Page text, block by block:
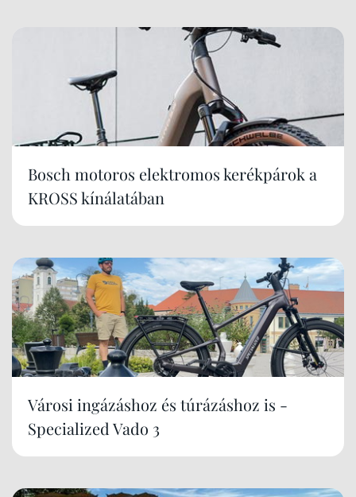
Bosch motoros elektromos kerékpárok a
KROSS kínálatában
Városi ingázáshoz és túrázáshoz is -
Specialized Vado 3